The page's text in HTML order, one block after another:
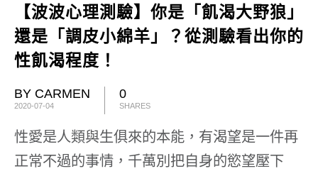
【波波心理測驗】你是「飢渴大野狼」
還是「調皮小綿羊」？從測驗看出你的
性飢渴程度！
BY CARMEN
2020-07-04
0
SHARES
性愛是人類與生俱來的本能，有渴望是一件再
正常不過的事情，千萬別把自身的慾望壓下